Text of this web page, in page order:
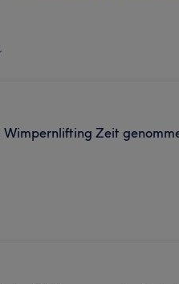
Wimpernlifting Zeit